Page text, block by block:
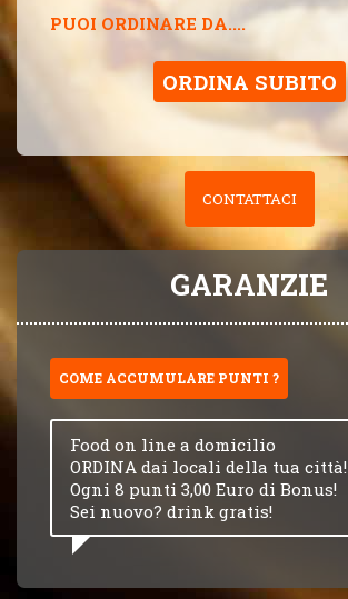
PUOI ORDINARE DA....
ORDINA SUBITO
CONTATTACI
GARANZIE
COME ACCUMULARE PUNTI ?
Food on line a domicilio
ORDINA dai locali della tua città!
Ogni 8 punti 3,00 Euro di Bonus!
Sei nuovo? drink gratis!